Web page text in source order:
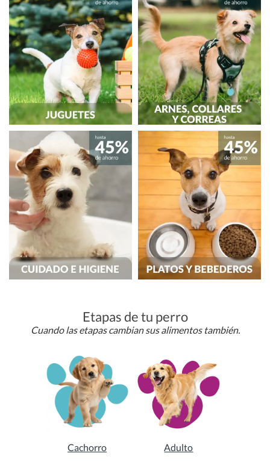
Etapas de tu perro
Cuando las etapas cambian sus alimentos también.
Cachorro Adulto